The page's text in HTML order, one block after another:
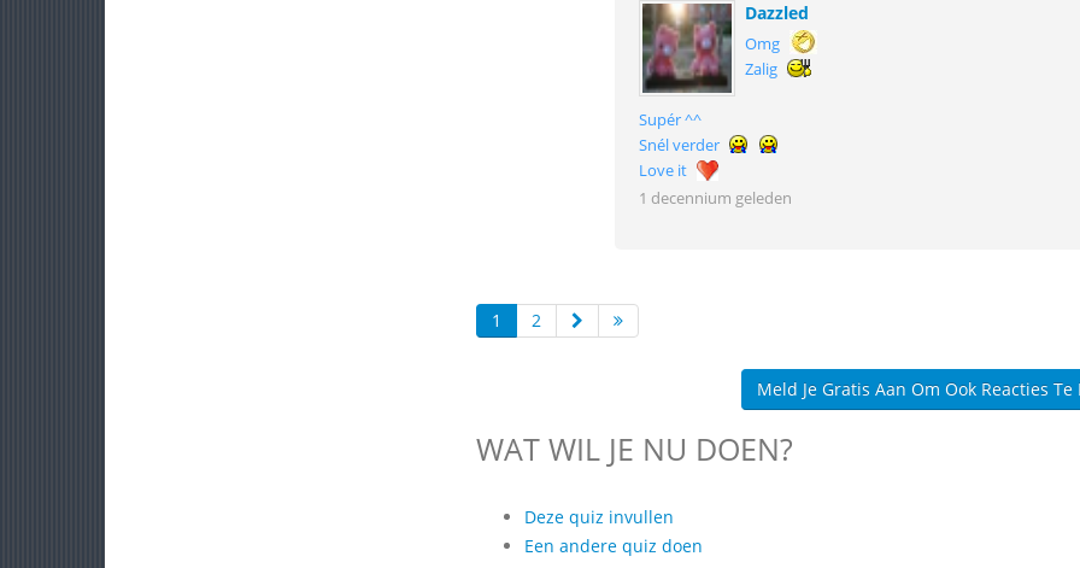
Dazzled
Omg
Zalig
Supér ^^
Snél verder
Love it
1 decennium geleden
1 2
Meld Je Gratis Aan Om Ook Reacties
WAT WIL JE NU DOEN?
Deze quiz invullen
Een andere quiz doen